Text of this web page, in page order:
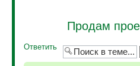
Продам
Ответить